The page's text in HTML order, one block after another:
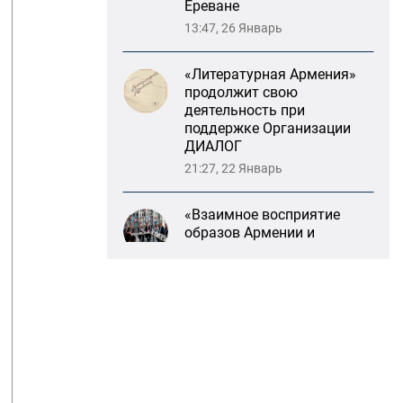
«Литературная Армения»
продолжит свою
деятельность при
поддержке Организации
ДИАЛОГ
21:27, 22 Январь
«Взаимное восприятие
образов Армении и
России»: совместный
круглый стол РСМД и
ДИАЛОГА